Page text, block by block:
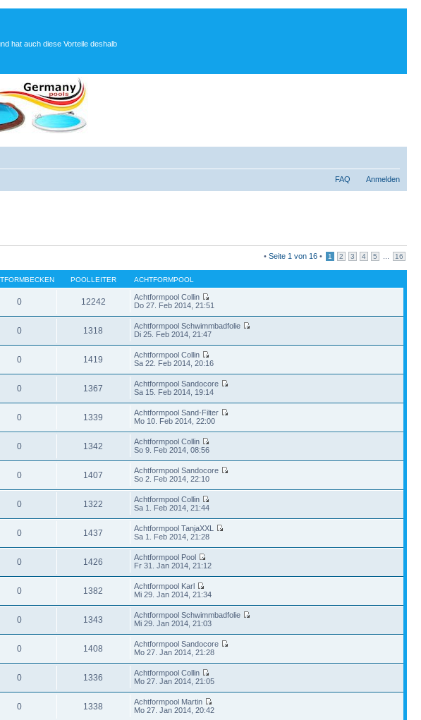
hat auch diese Vorteile deshalb
FAQ Anmelden
• Seite 1 von 16 • 1 2 3 4 5 16
POOLLEITER ACHTFORMPOOL
0 12242
Achtformpool Collin
Do 27. Feb 2014, 21:51
0 1318
Achtformpool Schwimmbadfolie
Di 25. Feb 2014, 21:47
0 1419
Achtformpool Collin
Sa 22. Feb 2014, 20:16
0 1367
Achtformpool Sandocore
Sa 15. Feb 2014, 19:14
0 1339
Achtformpool Sand-Filter
Mo 10. Feb 2014, 22:00
0 1342
Achtformpool Collin
So 9. Feb 2014, 08:56
0 1407
Achtformpool Sandocore
So 2. Feb 2014, 22:10
0 1322
Achtformpool Collin
Sa 1. Feb 2014, 21:44
0 1437
Achtformpool TanjaXXL
Sa 1. Feb 2014, 21:28
0 1426
Achtformpool Pool
Fr 31. Jan 2014, 21:12
0 1382
Achtformpool Karl
Mi 29. Jan 2014, 21:34
0 1343
Achtformpool Schwimmbadfolie
Mi 29. Jan 2014, 21:03
0 1408
Achtformpool Sandocore
Mo 27. Jan 2014, 21:28
0 1336
Achtformpool Collin
Mo 27. Jan 2014, 21:05
0 1338
Achtformpool Martin
Mo 27. Jan 2014, 20:42